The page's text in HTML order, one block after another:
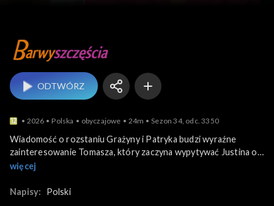
ODTWÓRZ
2026 Polska obyczajowe 24m Sezon 34, odc. 3350
Wiadomość o rozstaniu Grażyny i Patryka budzi wyraźne
zainteresowanie Tomasza, który zaczyna wypytywać Justina o
szczegóły. Natomiast zaniepokojona zachowaniem Emila Gabi
Rawiczowa walczy o zgodę na widzenie z synem i ostatecznie
więcej
Napisy: Polski